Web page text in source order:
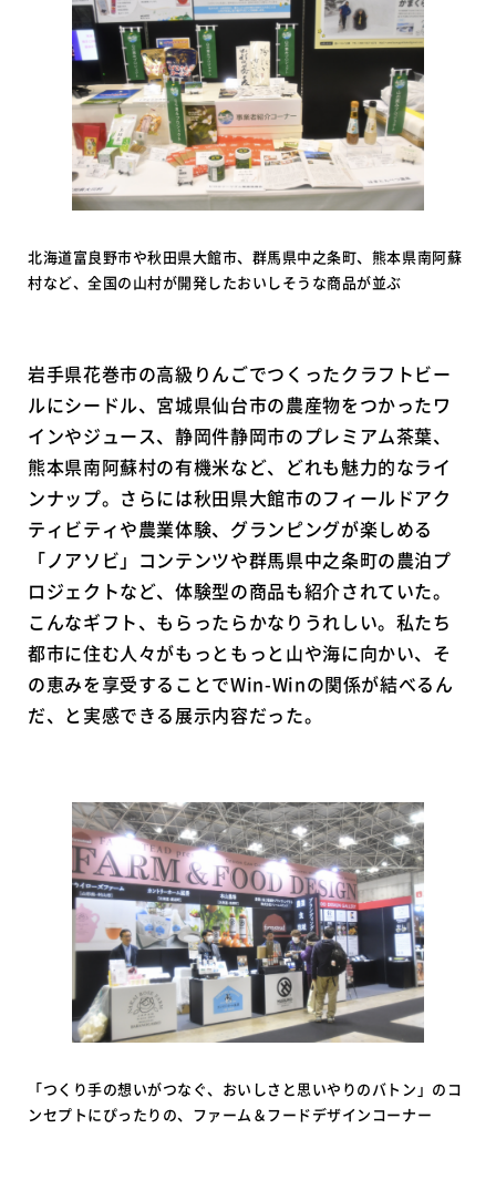
北海道富良野市や秋田県大館市、群馬県中之条町、熊本県南阿蘇
村など、全国の山村が開発したおいしそうな商品が並ぶ
岩手県花巻市の高級りんごでつくったクラフトビー
ルにシードル、宮城県仙台市の農産物をつかったワ
インやジュース、静岡件静岡市のプレミアム茶葉、
熊本県南阿蘇村の有機米など、どれも魅力的なライ
ンナップ。さらには秋田県大館市のフィールドアク
ティビティや農業体験、グランピングが楽しめる
「ノアソビ」コンテンツや群馬県中之条町の農泊プ
ロジェクトなど、体験型の商品も紹介されていた。
こんなギフト、もらったらかなりうれしい。私たち
都市に住む人々がもっともっと山や海に向かい、そ
の恵みを享受することでWin-Winの関係が結べるん
だ、と実感できる展示内容だった。
「つくり手の想いがつなぐ、おいしさと思いやりのバトン」のコ
ンセプトにぴったりの、ファーム＆フードデザインコーナー